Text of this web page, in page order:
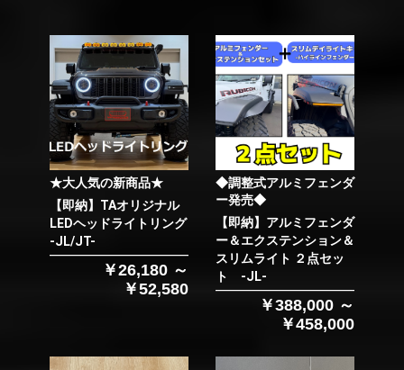
★大人気の新商品★
【即納】TAオリジナル
LEDヘッドライトリング
-JL/JT-
￥26,180 ～
￥52,580
◆調整式アルミフェンダ
ー発売◆
【即納】アルミフェンダ
ー＆エクステンション＆
スリムライト ２点セッ
ト -JL-
￥388,000 ～
￥458,000